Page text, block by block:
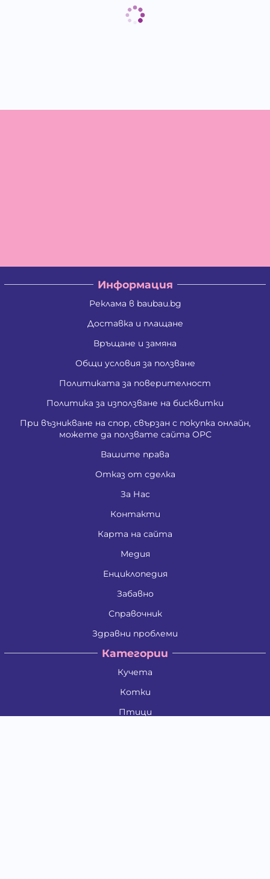
Информация
Реклама в baubau.bg
Доставка и плащане
Връщане и замяна
Общи условия за ползване
Политиката за поверителност
Политика за използване на бисквитки
При възникване на спор, свързан с покупка онлайн,
можете да ползвате сайта ОРС
Вашите права
Отказ от сделка
За Нас
Контакти
Карта на сайта
Медия
Енциклопедия
Забавно
Справочник
Здравни проблеми
Категории
Кучета
Котки
Птици